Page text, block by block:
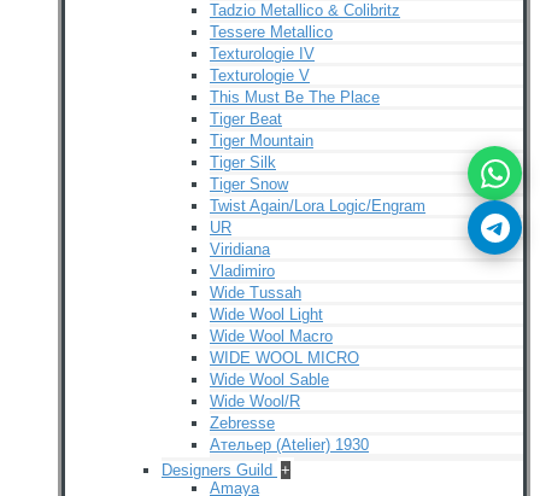
Tadzio Metallico & Colibritz
Tessere Metallico
Texturologie IV
Texturologie V
This Must Be The Place
Tiger Beat
Tiger Mountain
Tiger Silk
Tiger Snow
Twist Again/Lora Logic/Engram
UR
Viridiana
Vladimiro
Wide Tussah
Wide Wool Light
Wide Wool Macro
WIDE WOOL MICRO
Wide Wool Sable
Wide Wool/R
Zebresse
Ательер (Atelier) 1930
Designers Guild +
Amaya